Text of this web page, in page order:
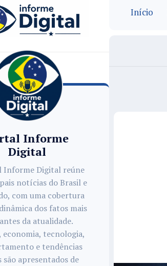
Informe
Digital
Informe Digital reúne
notícias do Brasil e
com uma cobertura
dos fatos mais
da atualidade.
tecnologia,
e tendências
são apresentados de
Início